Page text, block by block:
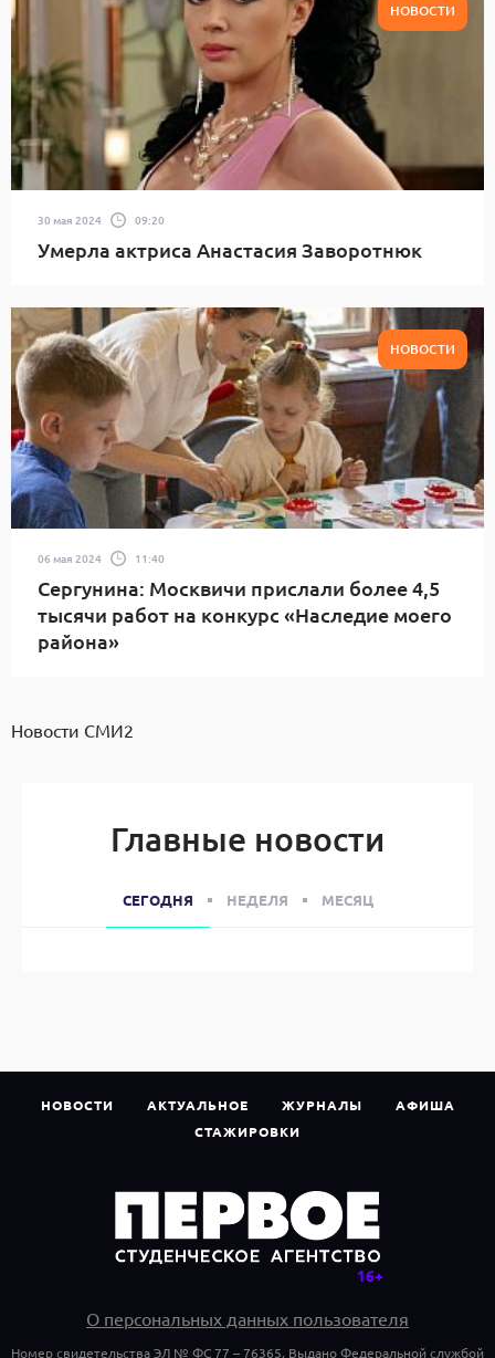
НОВОСТИ
30 мая 2024 09:20
Умерла актриса Анастасия Заворотнюк
НОВОСТИ
06 мая 2024 11:40
Сергунина: Москвичи прислали более 4,5
тысячи работ на конкурс «Наследие моего
района»
Новости СМИ2
Главные новости
СЕГОДНЯ НЕДЕЛЯ МЕСЯЦ
НОВОСТИ АКТУАЛЬНОЕ ЖУРНАЛЫ
АФИША
СТАЖИРОВКИ
О персональных данных пользователя
Номер свидетельства ЭЛ № ФС 77 – 76365. Выдано Федеральной службой